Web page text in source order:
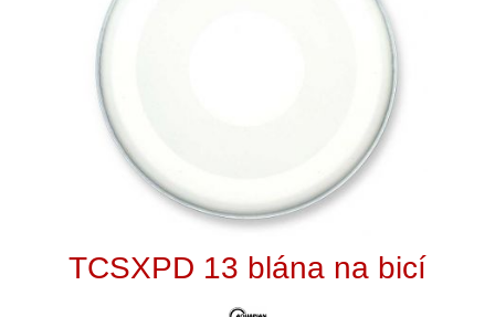
TCSXPD 13 blána na bicí